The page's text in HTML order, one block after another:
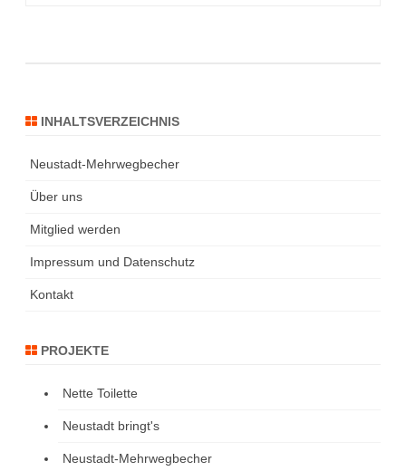
INHALTSVERZEICHNIS
Neustadt-Mehrwegbecher
Über uns
Mitglied werden
Impressum und Datenschutz
Kontakt
PROJEKTE
Nette Toilette
Neustadt bringt's
Neustadt-Mehrwegbecher